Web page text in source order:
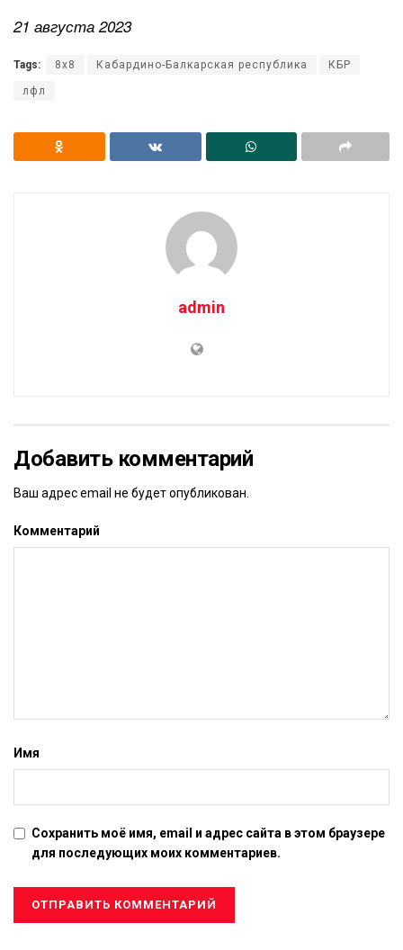
21 августа 2023
Tags: 8х8 Кабардино-Балкарская республика КБР
лфл
admin
Добавить комментарий
Ваш адрес email не будет опубликован.
Комментарий
Имя
Сохранить моё имя, email и адрес сайта в этом браузере
для последующих моих комментариев.